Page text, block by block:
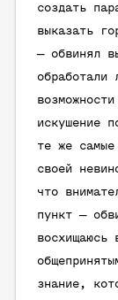
создать
выказать
— обвинял
обработали
искушение
те же
своей
что
пункт —
восхищаюсь
знание,